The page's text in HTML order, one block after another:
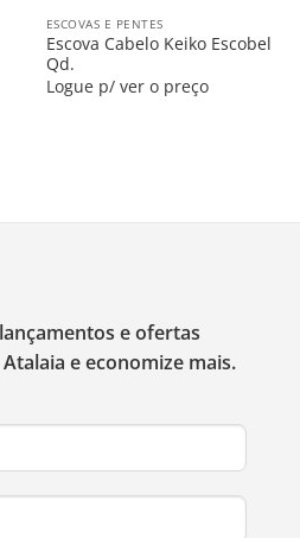
ESCOVAS E PENTES
Escova Cabelo Keiko Escobel
Qd.
Logue p/ ver o preço
e ofertas
e economize mais.